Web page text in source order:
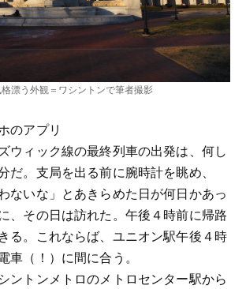
漂う外観＝ワシントンで筆者撮影
のアプリ
ウィック線の最終列車の出発は、何し
だ。支局を出る前に腕時計を眺め、
ないな」とあきらめた日が何日かあっ
、その日は訪れた。午後４時前に帰路
る。これならば、ユニオン駅午後４時
車（！）に間に合う。
ントンメトロのメトロセンター駅から